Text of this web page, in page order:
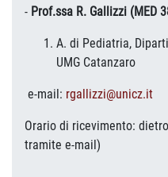
- Prof.ssa R. Gallizzi (MED
A. di Pediatria,
UMG Catanzaro
e-mail: rgallizzi@unicz.it
Orario di ricevimento:
tramite e-mail)